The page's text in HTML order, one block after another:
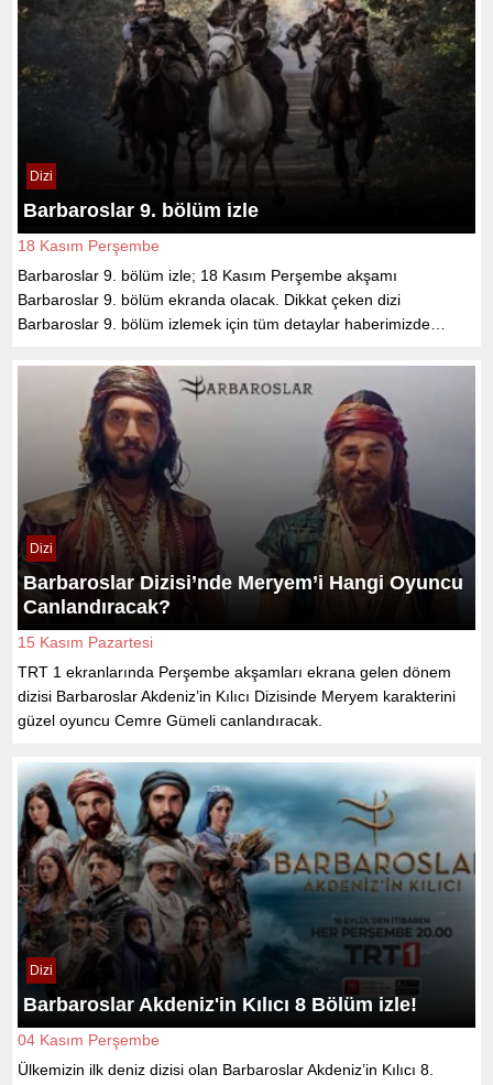
Dizi
Barbaroslar 9. bölüm izle
18 Kasım Perşembe
Barbaroslar 9. bölüm izle; 18 Kasım Perşembe akşamı
Barbaroslar 9. bölüm ekranda olacak. Dikkat çeken dizi
Barbaroslar 9. bölüm izlemek için tüm detaylar haberimizde…
Dizi
Barbaroslar Dizisi’nde Meryem’i Hangi Oyuncu
Canlandıracak?
15 Kasım Pazartesi
TRT 1 ekranlarında Perşembe akşamları ekrana gelen dönem
dizisi Barbaroslar Akdeniz’in Kılıcı Dizisinde Meryem karakterini
güzel oyuncu Cemre Gümeli canlandıracak.
Dizi
Barbaroslar Akdeniz'in Kılıcı 8 Bölüm izle!
04 Kasım Perşembe
Ülkemizin ilk deniz dizisi olan Barbaroslar Akdeniz’in Kılıcı 8.